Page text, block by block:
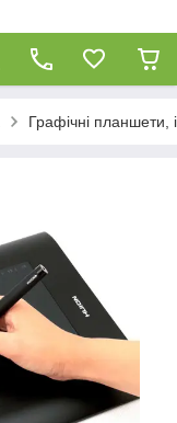
Графічні планшети,